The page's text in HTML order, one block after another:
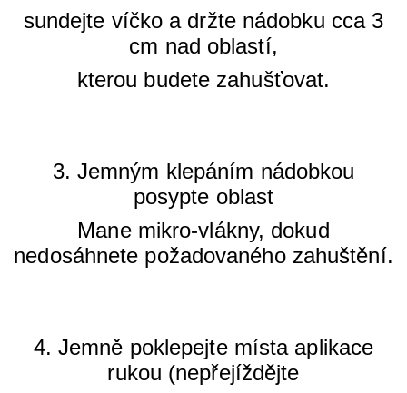
sundejte víčko a držte nádobku cca 3
cm nad oblastí,
kterou budete zahušťovat.
3. Jemným klepáním nádobkou
posypte oblast
Mane mikro-vlákny, dokud
nedosáhnete požadovaného zahuštění.
4. Jemně poklepejte místa aplikace
rukou (nepřejíždějte